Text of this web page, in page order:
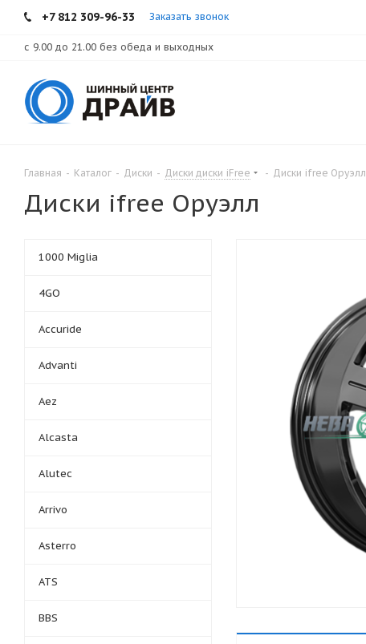
+7 812 309-96-33 Заказать звонок
с 9.00 до 21.00 без обеда и выходных
Главная - Каталог - Диски - Диски диски iFree - Диски ifree Оруэлл
Диски ifree Оруэлл
1000 Miglia
4GO
Accuride
Advanti
Aez
Alcasta
Alutec
Arrivo
Asterro
ATS
BBS